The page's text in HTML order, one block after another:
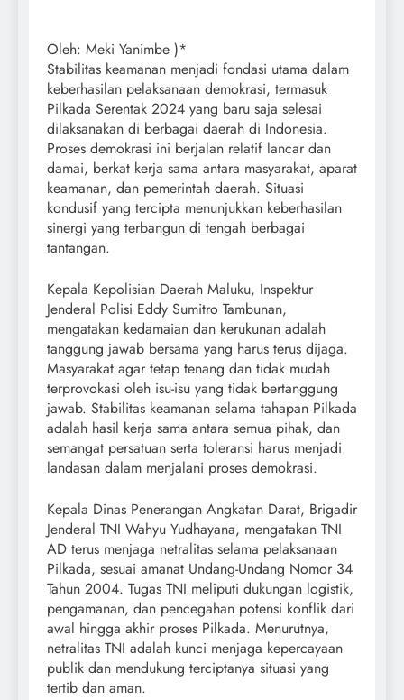
Oleh: Meki Yanimbe )*
Stabilitas keamanan menjadi fondasi utama dalam
keberhasilan pelaksanaan demokrasi, termasuk
Pilkada Serentak 2024 yang baru saja selesai
dilaksanakan di berbagai daerah di Indonesia.
Proses demokrasi ini berjalan relatif lancar dan
damai, berkat kerja sama antara masyarakat, aparat
keamanan, dan pemerintah daerah. Situasi
kondusif yang tercipta menunjukkan keberhasilan
sinergi yang terbangun di tengah berbagai
tantangan.
Kepala Kepolisian Daerah Maluku, Inspektur
Jenderal Polisi Eddy Sumitro Tambunan,
mengatakan kedamaian dan kerukunan adalah
tanggung jawab bersama yang harus terus dijaga.
Masyarakat agar tetap tenang dan tidak mudah
terprovokasi oleh isu-isu yang tidak bertanggung
jawab. Stabilitas keamanan selama tahapan Pilkada
adalah hasil kerja sama antara semua pihak, dan
semangat persatuan serta toleransi harus menjadi
landasan dalam menjalani proses demokrasi.
Kepala Dinas Penerangan Angkatan Darat, Brigadir
Jenderal TNI Wahyu Yudhayana, mengatakan TNI
AD terus menjaga netralitas selama pelaksanaan
Pilkada, sesuai amanat Undang-Undang Nomor 34
Tahun 2004. Tugas TNI meliputi dukungan logistik,
pengamanan, dan pencegahan potensi konflik dari
awal hingga akhir proses Pilkada. Menurutnya,
netralitas TNI adalah kunci menjaga kepercayaan
publik dan mendukung terciptanya situasi yang
tertib dan aman.